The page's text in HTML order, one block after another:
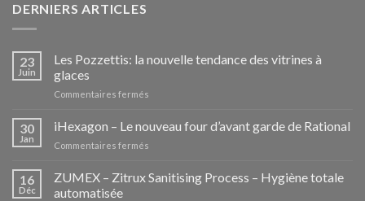
DERNIERS ARTICLES
23
Juin
Les Pozzettis: la nouvelle tendance des vitrines à
glaces
Commentaires fermés
Pozzettis:
la
des
30
Jan
iHexagon – Le nouveau four d’avant garde de Rational
Commentaires fermés
–
Le
16
Déc
ZUMEX – Zitrux Sanitising Process – Hygiène totale
automatisée